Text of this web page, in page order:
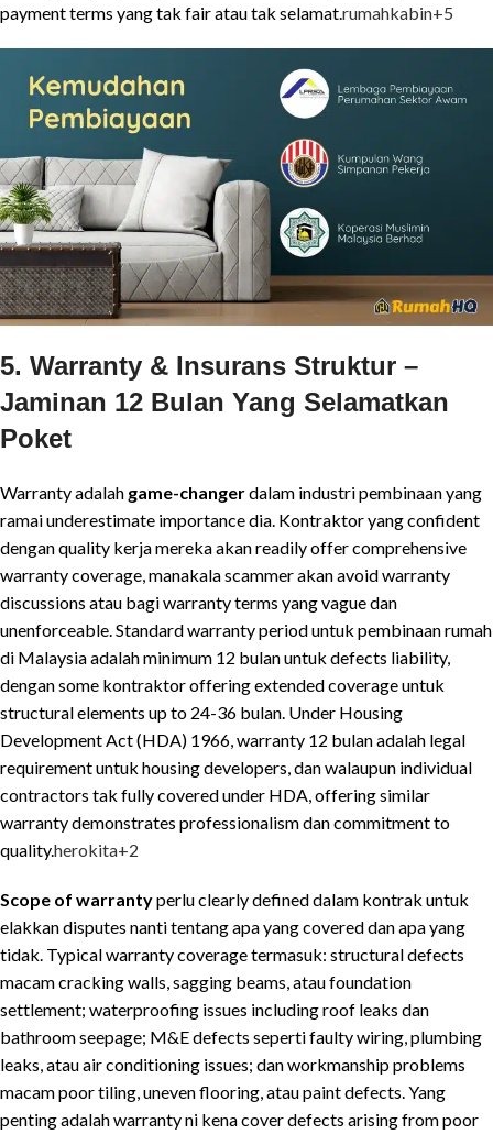
payment terms yang tak fair atau tak selamat.rumahkabin+5
5. Warranty & Insurans Struktur –
Jaminan 12 Bulan Yang Selamatkan
Poket
Warranty adalah game-changerdalam industri pembinaan yang
ramai underestimate importance dia. Kontraktor yang confident
dengan quality kerja mereka akan readily offer comprehensive
warranty coverage, manakala scammer akan avoid warranty
discussions atau bagi warranty terms yang vague dan
unenforceable. Standard warranty period untuk pembinaan rumah
di Malaysia adalah minimum 12 bulan untuk defects liability,
dengan some kontraktor offering extended coverage untuk
structural elements up to 24-36 bulan. Under Housing
Development Act (HDA) 1966, warranty 12 bulan adalah legal
requirement untuk housing developers, dan walaupun individual
contractors tak fully covered under HDA, offering similar
warranty demonstrates professionalism dan commitment to
quality.herokita+2
Scope of warrantyperlu clearly defined dalam kontrak untuk
elakkan disputes nanti tentang apa yang covered dan apa yang
tidak. Typical warranty coverage termasuk: structural defects
macam cracking walls, sagging beams, atau foundation
settlement; waterproofing issues including roof leaks dan
bathroom seepage; M&E defects seperti faulty wiring, plumbing
leaks, atau air conditioning issues; dan workmanship problems
macam poor tiling, uneven flooring, atau paint defects. Yang
penting adalah warranty ni kena cover defects arising from poor